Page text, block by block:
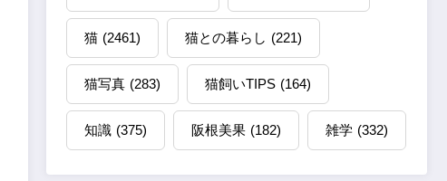
猫 (2461) 猫との暮らし (221)
猫写真 (283) 猫飼いTIPS (164)
知識 (375) 阪根美果 (182) 雑学 (332)